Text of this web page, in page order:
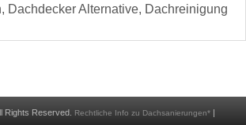
Dachdecker Alternative, Dachreinigung
Rights Reserved. Rechtliche Info zu Dachsanierungen* |